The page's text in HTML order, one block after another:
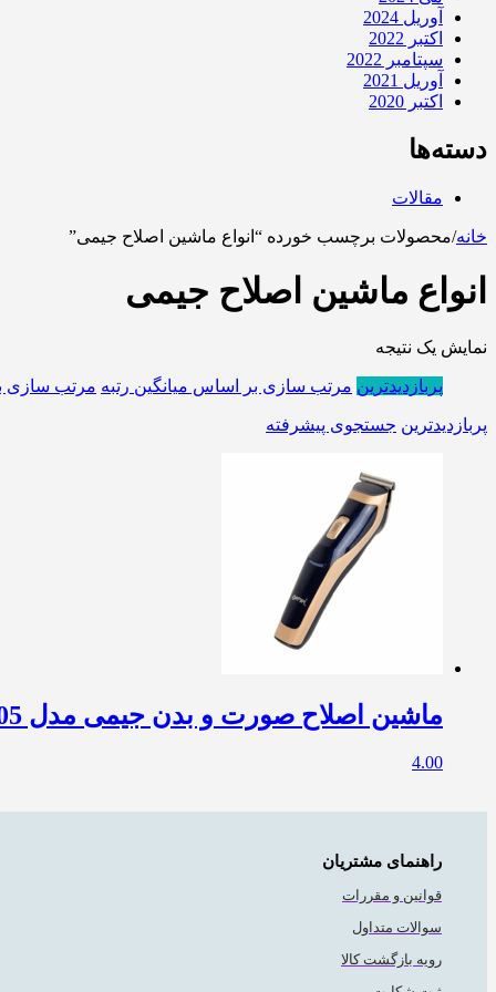
آوریل 2024
اکتبر 2022
سپتامبر 2022
آوریل 2021
اکتبر 2020
دسته‌ها
مقالات
خانه/محصولات برچسب خورده “انواع ماشین اصلاح جیمی”
انواع ماشین اصلاح جیمی
نمایش یک نتیجه
پربازدیدترین مرتب سازی بر اساس میانگین رتبه مرتب سازی
پربازدیدترین جستجوی پیشرفته
ماشین اصلاح صورت و بدن جیمی مدل GM-6005
4.00
راهنمای مشتریان
قوانین و مقررات
سوالات متداول
رویه بازگشت کالا